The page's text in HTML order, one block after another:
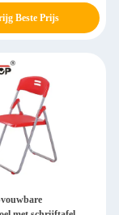
Beste Prijs